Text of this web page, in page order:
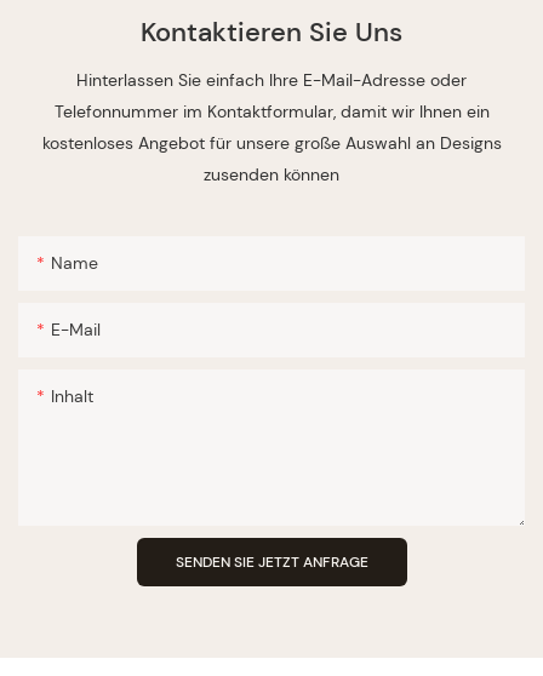
Kontaktieren Sie Uns
Hinterlassen Sie einfach Ihre E-Mail-Adresse oder
Telefonnummer im Kontaktformular, damit wir Ihnen ein
kostenloses Angebot für unsere große Auswahl an Designs
zusenden können
Name
E-Mail
Inhalt
SENDEN SIE JETZT ANFRAGE